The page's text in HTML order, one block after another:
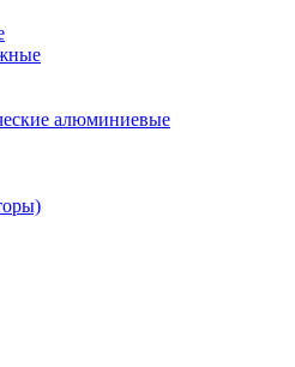
алюминиевые